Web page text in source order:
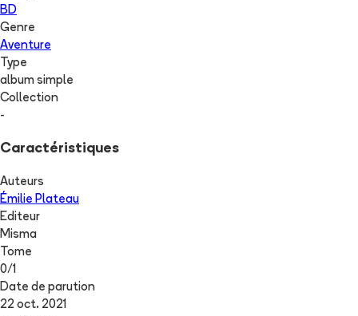
BD
Genre
Aventure
Type
album simple
Collection
-
Caractéristiques
Auteurs
Émilie Plateau
Editeur
Misma
Tome
0/1
Date de parution
22 oct. 2021